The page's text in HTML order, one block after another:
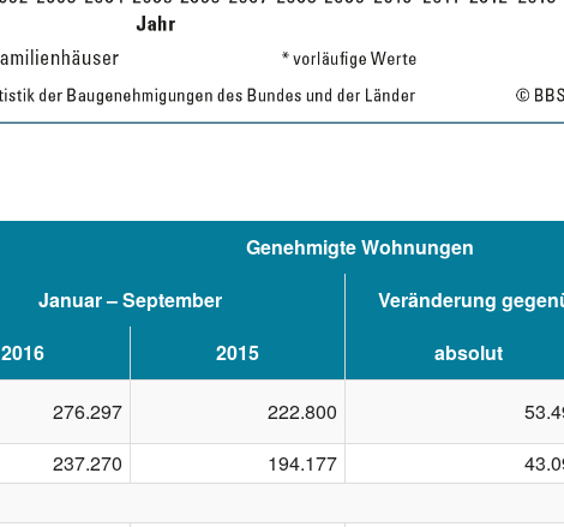
Genehmigte Wohnungen
Januar – September
Veränderung
2016
2015 absolut
276.297 222.800
237.270 194.177